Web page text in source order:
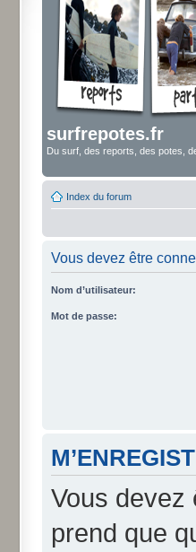
surfrepotes.fr
Du surf, des reports, des potes,
Index du forum
Vous devez être
Nom d’utilisateur:
Mot de passe:
Vous devez
prend que